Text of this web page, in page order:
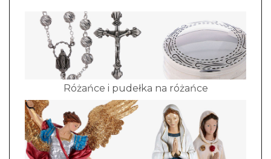
Różańce i pudełka na różańce